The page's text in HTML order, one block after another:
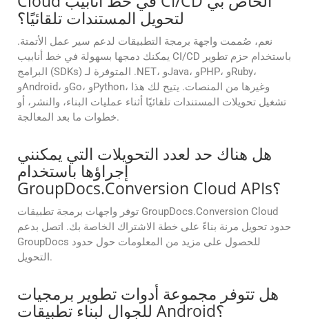
لتحويل المستندات تلقائيًا؟
نعم، صُممت واجهة برمجة التطبيقات لدعم سير عمل الأتمتة.
يمكنك دمجها بسهولة في خط أنابيب CI/CD باستخدام حزم تطوير
البرامج (SDKs) المتوفرة لـ .NET، وJava، وPHP، وRuby،
وAndroid، وGo، وPython، وغيرها من المنصات. يتيح لك هذا
تشغيل تحويلات المستندات تلقائيًا أثناء عمليات البناء، والنشر، أو
خطوات ما بعد المعالجة.
هل هناك حد لعدد التحويلات التي يمكنني
إجراؤها باستخدام
GroupDocs.Conversion Cloud APIs؟
توفر واجهات برمجة تطبيقات GroupDocs.Conversion Cloud
حدود تحويل مرنة بناءً على خطة الاشتراك الخاصة بك. اتصل بدعم
GroupDocs للحصول على مزيد من المعلومات حول حدود
التحويل.
هل تتوفر مجموعة أدوات تطوير برمجيات
للجوال لبناء تطبيقات Android؟